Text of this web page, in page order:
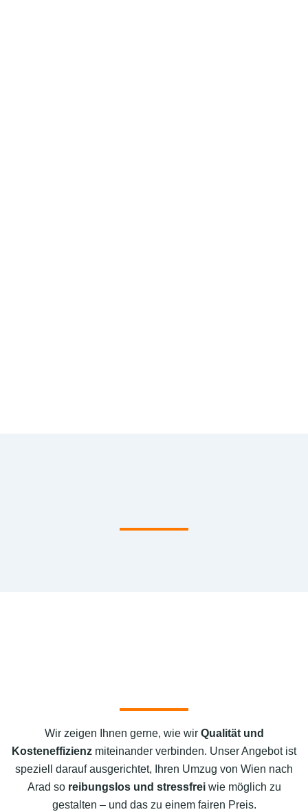
Wir zeigen Ihnen gerne, wie wir Qualität und
Kosteneffizienz miteinander verbinden. Unser Angebot ist
speziell darauf ausgerichtet, Ihren Umzug von Wien nach
Arad so reibungslos und stressfreiwie möglich zu
gestalten – und das zu einem fairen Preis.